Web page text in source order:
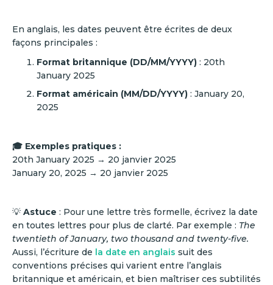
En anglais, les dates peuvent être écrites de deux
façons principales :
Format britannique (DD/MM/YYYY) : 20th
January 2025
Format américain (MM/DD/YYYY) : January 20,
2025
🎓 Exemples pratiques :
20th January 2025 → 20 janvier 2025
January 20, 2025 → 20 janvier 2025
💡 Astuce : Pour une lettre très formelle, écrivez la date
en toutes lettres pour plus de clarté. Par exemple : The
twentieth of January, two thousand and twenty-five.
Aussi, l’écriture de la date en anglais suit des
conventions précises qui varient entre l’anglais
britannique et américain, et bien maîtriser ces subtilités